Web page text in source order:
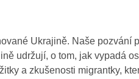
Ukrajině. Naše pozvání
udržují, o tom, jak vypadá
a zkušenosti migrantky,